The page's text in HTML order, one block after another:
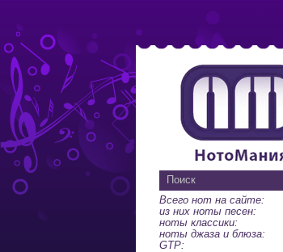
Всего нот на сайте:
из них ноты песен:
ноты классики:
ноты джаза и блюза:
GTP: